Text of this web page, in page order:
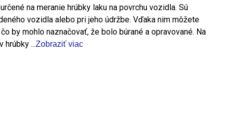
na meranie hrúbky laku na povrchu vozidla. Sú
vozidla alebo pri jeho údržbe. Vďaka nim môžete
by mohlo naznačovať, že bolo búrané a opravované. Na
hrúbky ...Zobraziť viac